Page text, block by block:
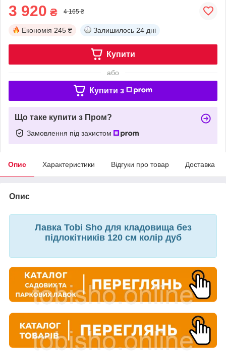
3 920 ₴ 4 165 ₴
Економія 245 ₴ Залишилось 24 дні
Купити
або
Купити з
Що таке купити з Пром?
Замовлення під захистом
Опис Характеристики Відгуки про товар Доставка
Опис
Лавка Tobi Sho для кладовища без
підлокітників 120 см колір дуб